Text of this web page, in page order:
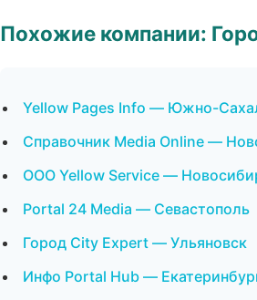
Похожие компании:
Yellow Pages Info — Южно-
Справочник Media Online —
ООО Yellow Service —
Portal 24 Media — Севастополь
Город City Expert — Ульяновск
Инфо Portal Hub —